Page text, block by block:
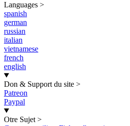
Languages >
spanish
german
russian
italian
vietnamese
french
english
Don & Support du site >
Patreon
Paypal
Otre Sujet >